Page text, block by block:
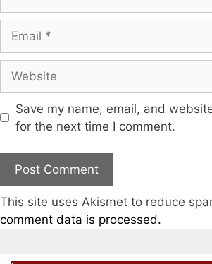
Save my name, email, and
for the next time I comment.
This site uses Akismet to reduce
comment data is processed.